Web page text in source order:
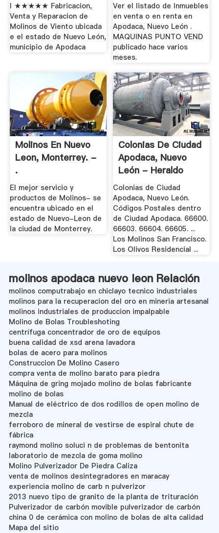
I ★★★★★ Fabricacion,
Venta y Reparacion de
Molinos de Viento ubicada
e el estado de Nuevo León,
municipio de Apodaca
Ver el listado de Inmuebles
en venta o en renta en
Apodaca, Nuevo León .
MAQUINAS PUNTO VEND
publicado hace varios
meses.
Molinos En Nuevo
Leon, Monterrey. -
.
El mejor servicio y
productos de Molinos- se
encuentra ubicado en el
estado de Nuevo-Leon de
la ciudad de Monterrey.
Colonias De Ciudad
Apodaca, Nuevo
León - Heraldo
Colonias de Ciudad
Apodaca, Nuevo León.
Códigos Postales dentro
de Ciudad Apodaca. 66600.
66603. 66604. 66605. ...
Los Molinos San Francisco.
Los Olivos Residencial ...
molinos apodaca nuevo leon Relación
molinos computrabajo en chiclayo tecnico industriales
molinos para la recuperacion del oro en mineria artesanal
molinos industriales de produccion impalpable
Molino de Bolas Troubleshoting
centrífuga concentrador de oro de equipos
buena calidad de xsd arena lavadora
bolas de acero para molinos
Construccion De Molino Casero
compra venta de molino barato para piedra
Máquina de gring mojado molino de bolas fabricante
molino de bolas
Manual de eléctrico de dos rodillos de open molino de
mezcla
ferroboro de mineral de vestirse de espiral chute de
fábrica
raymond molino soluci n de problemas de bentonita
laboratorio de mezcla de goma molino
Molino Pulverizador De Piedra Caliza
venta de molinos desintegradores en maracay
experiencia molino de carb n pulverizor
2013 nuevo tipo de granito de la planta de trituración
Pulverizador de carbón movible pulverizador de carbón
china 0 de cerámica con molino de bolas de alta calidad
Mapa del sitio